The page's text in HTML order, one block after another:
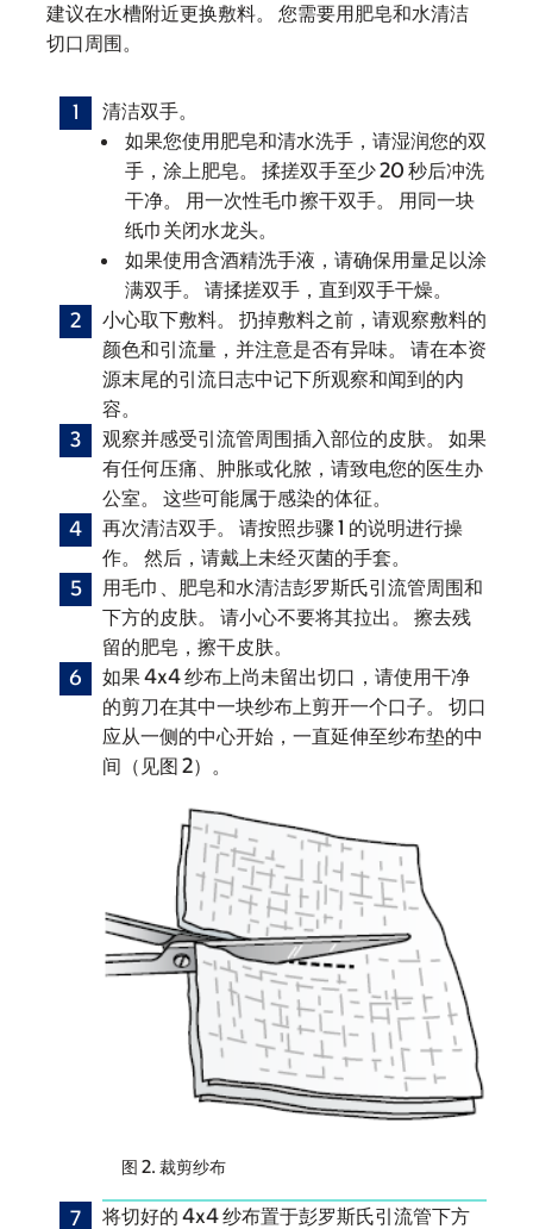
建议在水槽附近更换敷料。 您需要用肥皂和水清洁
切口周围。
清洁双手。
如果您使用肥皂和清水洗手，请湿润您的双
手，涂上肥皂。 揉搓双手至少 20 秒后冲洗
干净。 用一次性毛巾擦干双手。 用同一块
纸巾关闭水龙头。
如果使用含酒精洗手液，请确保用量足以涂
满双手。 请揉搓双手，直到双手干燥。
小心取下敷料。 扔掉敷料之前，请观察敷料的
颜色和引流量，并注意是否有异味。 请在本资
源末尾的引流日志中记下所观察和闻到的内
容。
观察并感受引流管周围插入部位的皮肤。 如果
有任何压痛、肿胀或化脓，请致电您的医生办
公室。 这些可能属于感染的体征。
再次清洁双手。 请按照步骤 1 的说明进行操
作。 然后，请戴上未经灭菌的手套。
用毛巾、肥皂和水清洁彭罗斯氏引流管周围和
下方的皮肤。 请小心不要将其拉出。 擦去残
留的肥皂，擦干皮肤。
如果 4x4 纱布上尚未留出切口，请使用干净
的剪刀在其中一块纱布上剪开一个口子。 切口
应从一侧的中心开始，一直延伸至纱布垫的中
间（见图 2）。
图 2. 裁剪纱布
将切好的 4x4 纱布置于彭罗斯氏引流管下方